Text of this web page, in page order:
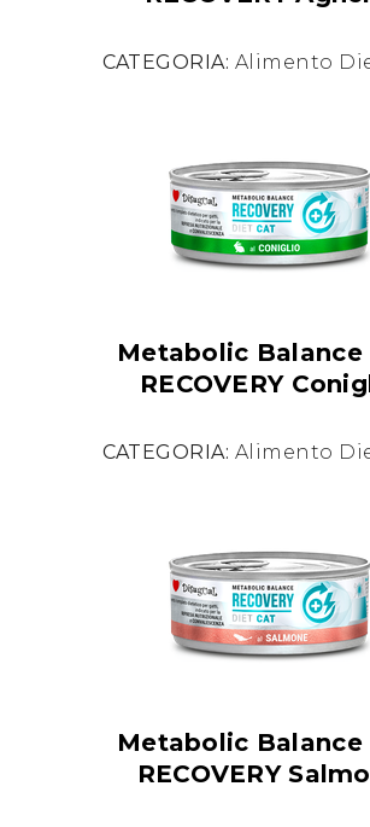
CATEGORIA: Alimento
Metabolic Balance
RECOVERY
CATEGORIA: Alimento
Metabolic Balance
RECOVERY